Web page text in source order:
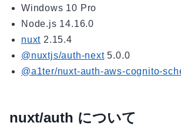
Windows 10 Pro
Node.js 14.16.0
nuxt 2.15.4
@nuxtjs/auth-next5.0.0
@a1ter/nuxt-auth-aws-cognito-
nuxt/auth について